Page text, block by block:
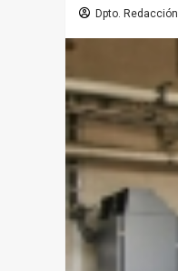
Dpto. Redacción